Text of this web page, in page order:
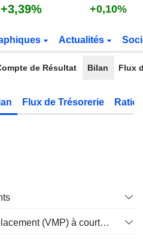
+3,39% +0,10%
Actualités
de Résultat Bilan Flux
Flux de Trésorerie
Valeur mobilières de placement (VMP) à court terme